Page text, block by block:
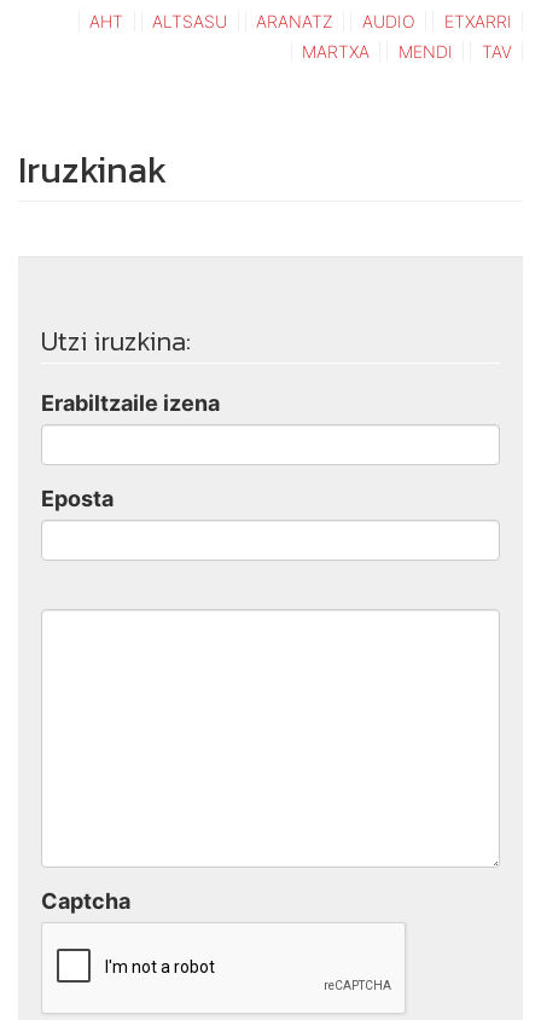
AHT ALTSASU ARANATZ AUDIO
ETXARRI
MARTXA
MENDI TAV
Iruzkinak
Utzi iruzkina:
Erabiltzaile izena
Eposta
Captcha